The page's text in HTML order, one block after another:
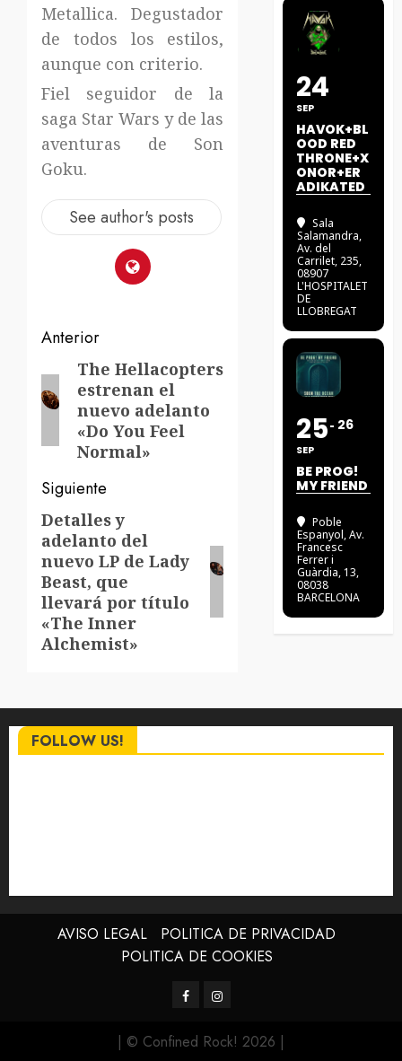
Metallica. Degustador
de todos los estilos,
aunque con criterio.
Fiel seguidor de la
saga Star Wars y de las
aventuras de Son
Goku.
See author's posts
Navegación
de
entradas
Anterior
Entrada
anterior:
The Hellacopters
estrenan el
nuevo adelanto
«Do You Feel
Normal»
Siguiente
Siguiente
entrada:
Detalles y
adelanto del
nuevo LP de Lady
Beast, que
llevará por título
«The Inner
Alchemist»
24
SEP
HAVOK+BL
OOD RED
THRONE+X
ONOR+ER
ADIKATED
Sala
Salamandra,
Av. del
Carrilet, 235,
08907
L'HOSPITALET
DE
LLOBREGAT
25
SEP
26
BE PROG!
MY FRIEND
Poble
Espanyol, Av.
Francesc
Ferrer i
Guàrdia, 13,
08038
BARCELONA
FOLLOW US!
AVISO LEGAL
POLITICA DE PRIVACIDAD
POLITICA DE COOKIES
FacebookInstagram
| © Confined Rock! 2026 |